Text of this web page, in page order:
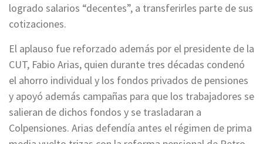
logrado salarios “decentes”, a transferirles parte de sus
cotizaciones.
El aplauso fue reforzado además por el presidente de la
CUT, Fabio Arias, quien durante tres décadas condenó
el ahorro individual y los fondos privados de pensiones
y apoyó además campañas para que los trabajadores se
salieran de dichos fondos y se trasladaran a
Colpensiones. Arias defendía antes el régimen de prima